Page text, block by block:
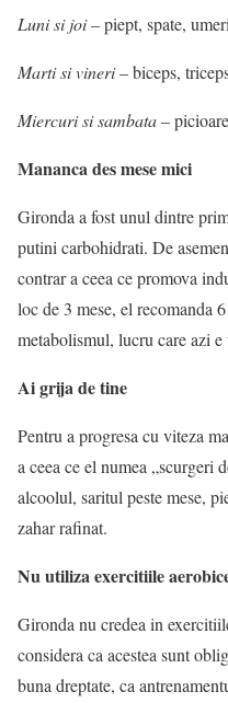
Luni si joi– piept, spate, umeri
Marti si vineri– biceps,
Miercuri si sambata– picioare
Mananca des mese mici
Gironda a fost unul dintre
putini carbohidrati. De
contrar a ceea ce promova
loc de 3 mese, el recomanda
metabolismul, lucru care azi e
Ai grija de tine
Pentru a progresa cu viteza
a ceea ce el numea „scurgeri
alcoolul, saritul peste mese,
zahar rafinat.
Nu utiliza exercitiile
Gironda nu credea in
considera ca acestea sunt
buna dreptate, ca